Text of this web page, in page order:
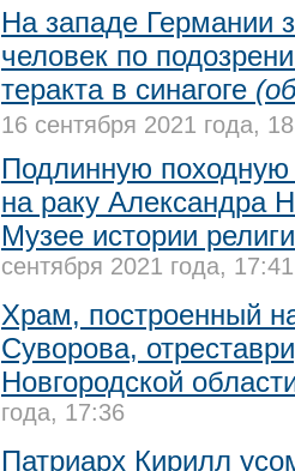
На западе Германии
человек по
теракта в синагоге
16 сентября 2021 года,
Подлинную
на раку Александра
Музее истории
сентября 2021 года, 17:41
Храм, построенный
Суворова,
Новгородской
года, 17:36
Патриарх Кирилл